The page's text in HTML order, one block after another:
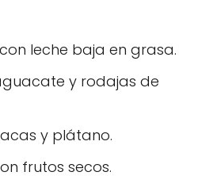
leche baja en grasa.
y rodajas de
y plátano.
frutos secos.